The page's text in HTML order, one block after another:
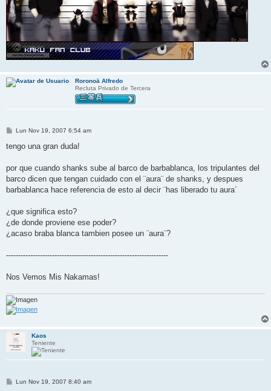
Roronoä Alfredo
Recluta Privado de Tercera
M
n
j
Lun Nov 19, 2007 6:54 am
tengo una gran duda!
por que cuando shanks sube al barco de barbablanca, los tripulantes del
barco dicen que tengan cuidado con el ¨aura¨ de shanks, y despues
barbablanca hace referencia de esto al decir ¨has liberado tu aura´
¿que significa esto?
¿de donde proviene ese poder?
¿acaso braba blanca tambien posee un ¨aura¨?
-------------------------------------------------------------------
Nos Vemos Mis Nakamas!
Kaos
Teniente
MLun Nov 19, 2007 8:40 am